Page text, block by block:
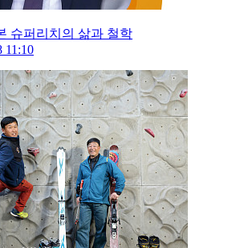
슈퍼리치의 삶과 철학
11:10